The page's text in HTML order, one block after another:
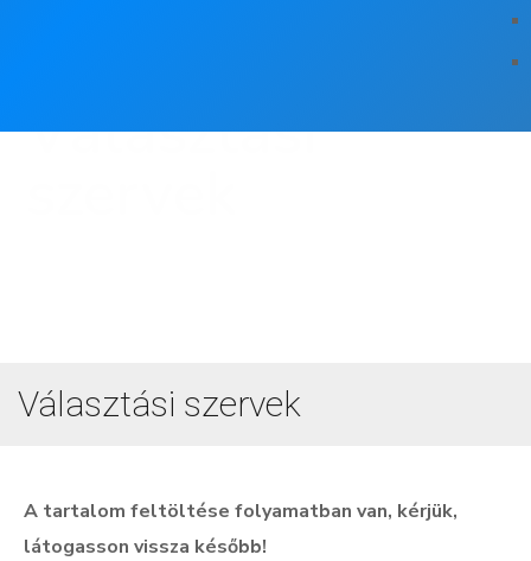
Választási
Választási szervek
A tartalom feltöltése folyamatban van, kérjük,
látogasson vissza később!